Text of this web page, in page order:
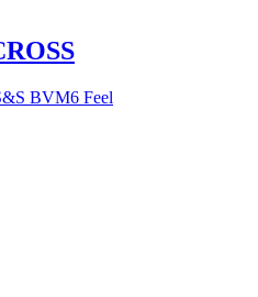
BVM6 Feel